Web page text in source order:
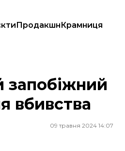
ПродакшнКрамниця
запобіжний
вбивства
09 травня 2024 14:07